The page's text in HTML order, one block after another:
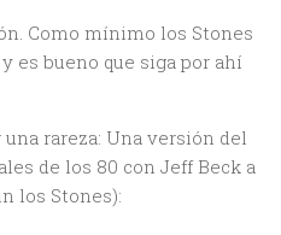
Como mínimo los Stones
es bueno que siga por ahí
rareza: Una versión del
de los 80 con Jeff Beck a
los Stones):